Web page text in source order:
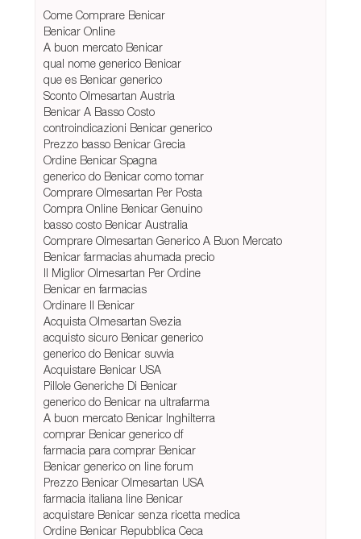
Come Comprare Benicar
Benicar Online
A buon mercato Benicar
qual nome generico Benicar
que es Benicar generico
Sconto Olmesartan Austria
Benicar A Basso Costo
controindicazioni Benicar generico
Prezzo basso Benicar Grecia
Ordine Benicar Spagna
generico do Benicar como tomar
Comprare Olmesartan Per Posta
Compra Online Benicar Genuino
basso costo Benicar Australia
Comprare Olmesartan Generico A Buon Mercato
Benicar farmacias ahumada precio
Il Miglior Olmesartan Per Ordine
Benicar en farmacias
Ordinare Il Benicar
Acquista Olmesartan Svezia
acquisto sicuro Benicar generico
generico do Benicar suvvia
Acquistare Benicar USA
Pillole Generiche Di Benicar
generico do Benicar na ultrafarma
A buon mercato Benicar Inghilterra
comprar Benicar generico df
farmacia para comprar Benicar
Benicar generico on line forum
Prezzo Benicar Olmesartan USA
farmacia italiana line Benicar
acquistare Benicar senza ricetta medica
Ordine Benicar Repubblica Ceca